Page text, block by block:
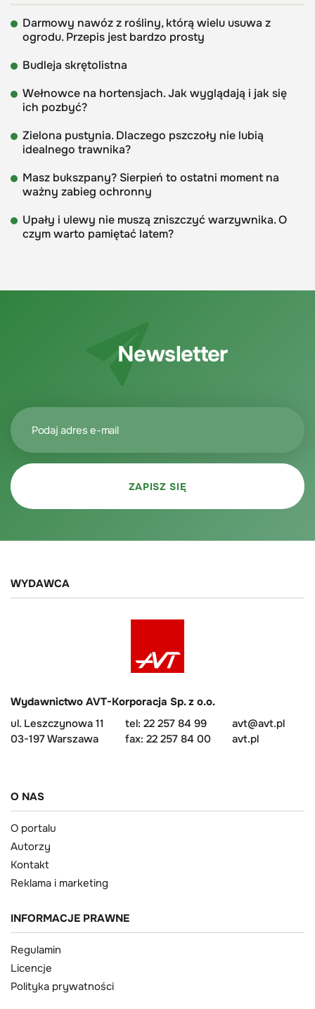
Darmowy nawóz z rośliny, którą wielu usuwa z
ogrodu. Przepis jest bardzo prosty
Budleja skrętolistna
Wełnowce na hortensjach. Jak wyglądają i jak się
ich pozbyć?
Zielona pustynia. Dlaczego pszczoły nie lubią
idealnego trawnika?
Masz bukszpany? Sierpień to ostatni moment na
ważny zabieg ochronny
Upały i ulewy nie muszą zniszczyć warzywnika. O
czym warto pamiętać latem?
Newsletter
WYDAWCA
Wydawnictwo AVT-Korporacja Sp. z o.o.
ul. Leszczynowa 11
03-197 Warszawa
tel: 22 257 84 99
fax: 22 257 84 00
avt@avt.pl
avt.pl
O NAS
O portalu
Autorzy
Kontakt
Reklama i marketing
INFORMACJE PRAWNE
Regulamin
Licencje
Polityka prywatności